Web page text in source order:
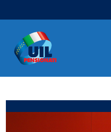
Navigazione principale